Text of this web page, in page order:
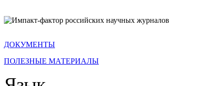
ДОКУМЕНТЫ
ПОЛЕЗНЫЕ МАТЕРИАЛЫ